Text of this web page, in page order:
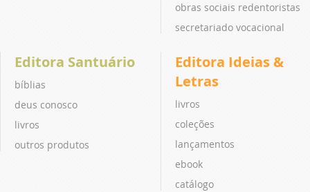
obras sociais redentoristas
secretariado vocacional
Editora Santuário
bíblias
deus conosco
livros
outros produtos
Editora Ideias &
Letras
livros
coleções
lançamentos
ebook
catálogo